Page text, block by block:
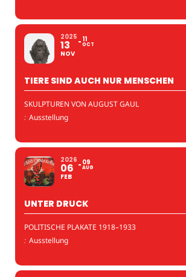
2025
13
NOV
11
OCT
TIERE SIND AUCH NUR MENSCHEN
SKULPTUREN VON AUGUST GAUL
: Ausstellung
2026
06
FEB
09
AUG
UNTER DRUCK
POLITISCHE PLAKATE 1918–1933
: Ausstellung